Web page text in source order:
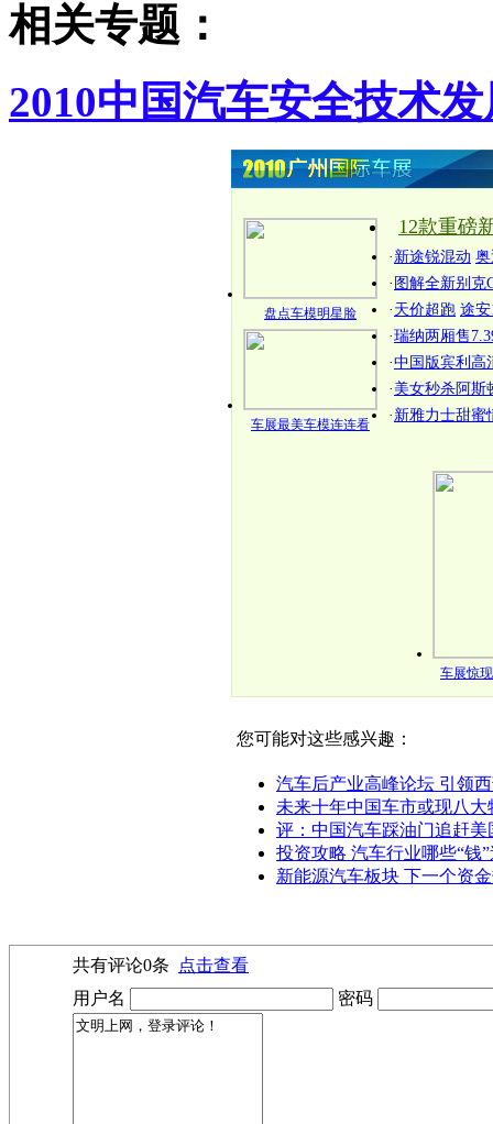
相关专题：
2010中国汽车安全技术
盘点车模明星脸
车展最美车模连连看
12款重磅
· 新途锐混动
· 图解全新别克
· 天价超跑 途安
·瑞纳两厢售
·中国版宾利高
· 美女秒杀阿斯
· 新雅力士甜蜜
车展惊
您可能对这些感兴趣：
汽车后产业高峰论坛 引领
未来十年中国车市或现八大
评：中国汽车踩油门追赶美
投资攻略 汽车行业哪些“钱
新能源汽车板块 下一个资
共有评论0条
点击查看
用户名
密码